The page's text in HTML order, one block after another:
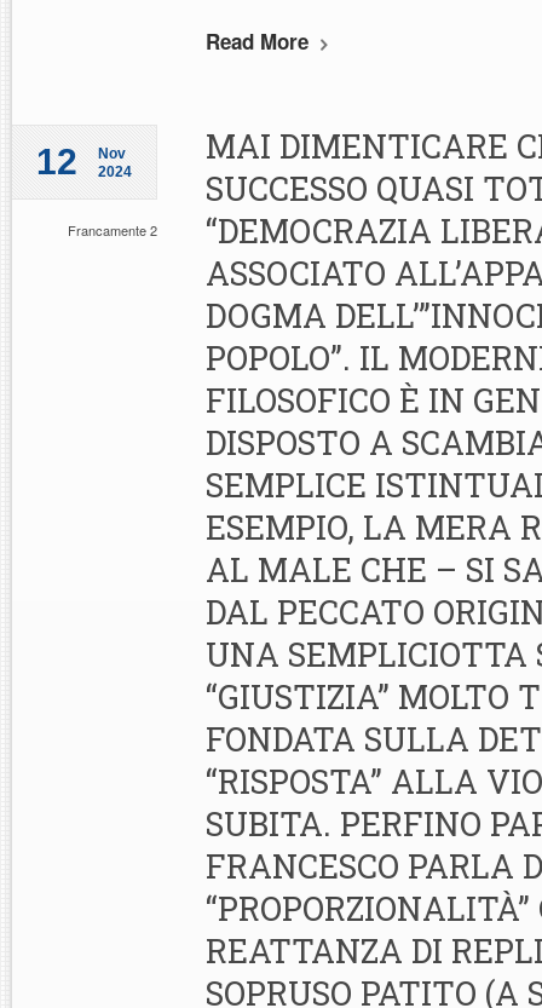
Read More
12
Nov
2024
Francamente 2
MAI DIMENTICARE
SUCCESSO QUASI
“DEMOCRAZIA
ASSOCIATO
DOGMA
POPOLO”. IL
FILOSOFICO È IN
DISPOSTO A
SEMPLICE
ESEMPIO, LA MERA
AL MALE CHE – SI
DAL PECCATO
UNA SEMPLICIOTTA
“GIUSTIZIA” MOLTO
FONDATA SULLA
“RISPOSTA” ALLA
SUBITA. PERFINO
FRANCESCO PARLA
“PROPORZIONALITÀ”
REATTANZA DI
SOPRUSO PATITO (A